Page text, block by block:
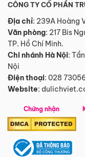
CÔNG TY CỔ PHẦN
Địa chỉ: 239A Hoàng
Văn phòng: 217 Bis
TP. Hồ Chí Minh.
Chi nhánh Hà Nội:
Nội
Điện thoại: 028
Website:
Chứng nhận